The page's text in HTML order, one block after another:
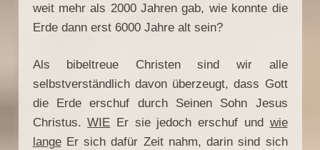
weit mehr als 2000 Jahren gab, wie konnte die
Erde dann erst 6000 Jahre alt sein?
Als bibeltreue Christen sind wir alle
selbstverständlich davon überzeugt, dass Gott
die Erde erschuf durch Seinen Sohn Jesus
Christus.WIE Er sie jedoch erschuf und wie
langeEr sich dafür Zeit nahm, darin sind sich